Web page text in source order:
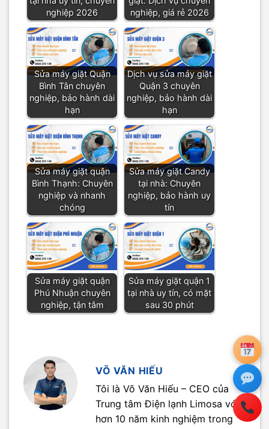
nghiệp 2026
nghiệp, giá rẻ 2026
Sửa máy giặt Quận
Bình Tân chuyên
nghiệp, bảo hành dài
hạn
Dịch vụ sửa máy giặt
Quận 3 chuyên
nghiệp, bảo hành dài
hạn
Sửa máy giặt quận
Bình Thạnh: Chuyên
nghiệp và nhanh
chóng
Sửa máy giặt Candy
tại nhà: Chuyên
nghiệp, bảo hành uy
tín
Sửa máy giặt quận
Phú Nhuận chuyên
nghiệp, tận tâm
Sửa máy giặt quận 1
tại nhà uy tín, có mặt
sau 30 phút
VÕ VĂN HIẾU
Tôi là Võ Văn Hiếu – CEO của
Trung tâm Điện lạnh Limosa với
hơn 10 năm kinh nghiệm trong